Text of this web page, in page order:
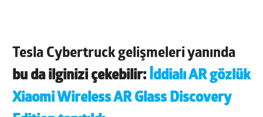
Tesla Cybertruck gelişmeleri yanında
bu da ilginizi çekebilir: İddialı AR gözlük
Xiaomi Wireless AR Glass Discovery